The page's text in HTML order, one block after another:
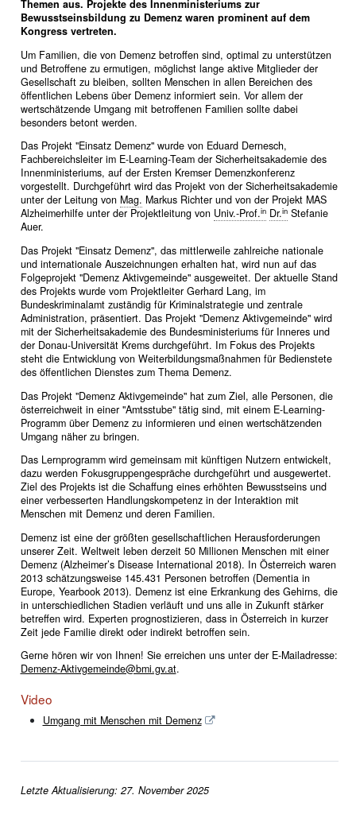
Themen aus. Projekte des Innenministeriums zur
Bewusstseinsbildung zu Demenz waren prominent auf dem
Kongress vertreten.
Um Familien, die von Demenz betroffen sind, optimal zu unterstützen
und Betroffene zu ermutigen, möglichst lange aktive Mitglieder der
Gesellschaft zu bleiben, sollten Menschen in allen Bereichen des
öffentlichen Lebens über Demenz informiert sein. Vor allem der
wertschätzende Umgang mit betroffenen Familien sollte dabei
besonders betont werden.
Das Projekt "Einsatz Demenz" wurde von Eduard Dernesch,
Fachbereichsleiter im E-Learning-Team der Sicherheitsakademie des
Innenministeriums, auf der Ersten Kremser Demenzkonferenz
vorgestellt. Durchgeführt wird das Projekt von der Sicherheitsakademie
unter der Leitung von Mag. Markus Richter und von der Projekt MAS
Alzheimerhilfe unter der Projektleitung von Univ.-Prof.in Dr.inStefanie
Auer.
Das Projekt "Einsatz Demenz", das mittlerweile zahlreiche nationale
und internationale Auszeichnungen erhalten hat, wird nun auf das
Folgeprojekt "Demenz Aktivgemeinde" ausgeweitet. Der aktuelle Stand
des Projekts wurde vom Projektleiter Gerhard Lang, im
Bundeskriminalamt zuständig für Kriminalstrategie und zentrale
Administration, präsentiert. Das Projekt "Demenz Aktivgemeinde" wird
mit der Sicherheitsakademie des Bundesministeriums für Inneres und
der Donau-Universität Krems durchgeführt. Im Fokus des Projekts
steht die Entwicklung von Weiterbildungsmaßnahmen für Bedienstete
des öffentlichen Dienstes zum Thema Demenz.
Das Projekt "Demenz Aktivgemeinde" hat zum Ziel, alle Personen, die
österreichweit in einer "Amtsstube" tätig sind, mit einem E-Learning-
Programm über Demenz zu informieren und einen wertschätzenden
Umgang näher zu bringen.
Das Lernprogramm wird gemeinsam mit künftigen Nutzern entwickelt,
dazu werden Fokusgruppengespräche durchgeführt und ausgewertet.
Ziel des Projekts ist die Schaffung eines erhöhten Bewusstseins und
einer verbesserten Handlungskompetenz in der Interaktion mit
Menschen mit Demenz und deren Familien.
Demenz ist eine der größten gesellschaftlichen Herausforderungen
unserer Zeit. Weltweit leben derzeit 50 Millionen Menschen mit einer
Demenz (Alzheimer’s Disease International 2018). In Österreich waren
2013 schätzungsweise 145.431 Personen betroffen (Dementia in
Europe, Yearbook 2013). Demenz ist eine Erkrankung des Gehirns, die
in unterschiedlichen Stadien verläuft und uns alle in Zukunft stärker
betreffen wird. Experten prognostizieren, dass in Österreich in kurzer
Zeit jede Familie direkt oder indirekt betroffen sein.
Gerne hören wir von Ihnen! Sie erreichen uns unter der E-Mailadresse:
Demenz-Aktivgemeinde@bmi.gv.at.
Video
Umgang mit Menschen mit Demenz
Letzte Aktualisierung: 27. November 2025